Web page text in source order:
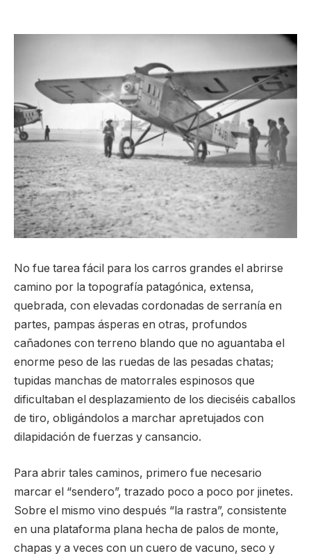
No fue tarea fácil para los carros grandes el abrirse
camino por la topografía patagónica, extensa,
quebrada, con elevadas cordonadas de serranía en
partes, pampas ásperas en otras, profundos
cañadones con terreno blando que no aguantaba el
enorme peso de las ruedas de las pesadas chatas;
tupidas manchas de matorrales espinosos que
dificultaban el desplazamiento de los dieciséis caballos
de tiro, obligándolos a marchar apretujados con
dilapidación de fuerzas y cansancio.
Para abrir tales caminos, primero fue necesario
marcar el “sendero”, trazado poco a poco por jinetes.
Sobre el mismo vino después “la rastra”, consistente
en una plataforma plana hecha de palos de monte,
chapas y a veces con un cuero de vacuno, seco y